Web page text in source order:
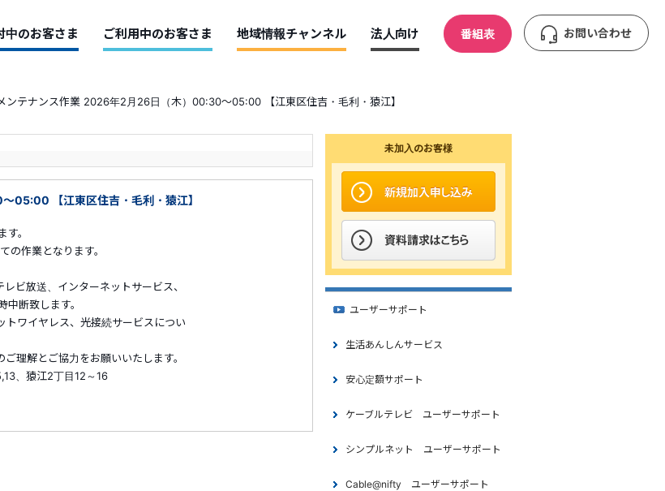
中のお客さま ご利用中のお客さま 地域情報チャンネル 法人向け 番組表 お問い合わせ
ンテナンス作業 2026年2月26日（木）00:30～05:00 【江東区住吉・毛利・猿江】
05:00 【江東区住吉・毛利・猿江】
。
業となります。
ビ放送、インターネットサービス、
致します。
トワイヤレス、光接続サービスについ
ご協力をお願いいたします。
、猿江2丁目12～16
未加入のお客様
ユーザーサポート
生活あんしんサービス
安心定額サポート
ケーブルテレビ ユーザーサポート
シンプルネット ユーザーサポート
Cable@nifty ユーザーサポート